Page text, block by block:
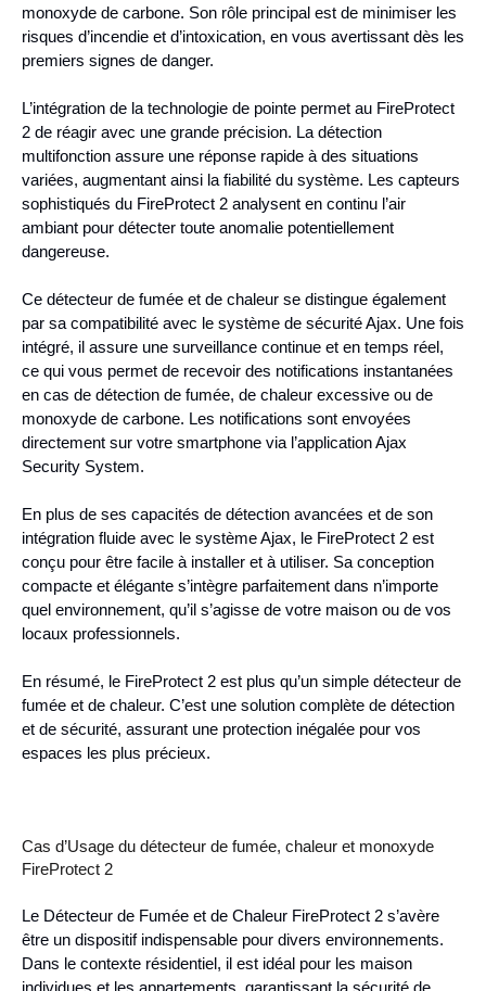
monoxyde de carbone. Son rôle principal est de minimiser les
risques d’incendie et d’intoxication, en vous avertissant dès les
premiers signes de danger.
L’intégration de la technologie de pointe permet au FireProtect
2 de réagir avec une grande précision. La détection
multifonction assure une réponse rapide à des situations
variées, augmentant ainsi la fiabilité du système. Les capteurs
sophistiqués du FireProtect 2 analysent en continu l’air
ambiant pour détecter toute anomalie potentiellement
dangereuse.
Ce détecteur de fumée et de chaleur se distingue également
par sa compatibilité avec le système de sécurité Ajax. Une fois
intégré, il assure une surveillance continue et en temps réel,
ce qui vous permet de recevoir des notifications instantanées
en cas de détection de fumée, de chaleur excessive ou de
monoxyde de carbone. Les notifications sont envoyées
directement sur votre smartphone via l’application Ajax
Security System.
En plus de ses capacités de détection avancées et de son
intégration fluide avec le système Ajax, le FireProtect 2 est
conçu pour être facile à installer et à utiliser. Sa conception
compacte et élégante s’intègre parfaitement dans n’importe
quel environnement, qu’il s’agisse de votre maison ou de vos
locaux professionnels.
En résumé, le FireProtect 2 est plus qu’un simple détecteur de
fumée et de chaleur. C’est une solution complète de détection
et de sécurité, assurant une protection inégalée pour vos
espaces les plus précieux.
Cas d’Usage du détecteur de fumée, chaleur et monoxyde
FireProtect 2
Le Détecteur de Fumée et de Chaleur FireProtect 2 s’avère
être un dispositif indispensable pour divers environnements.
Dans le contexte résidentiel, il est idéal pour les maison